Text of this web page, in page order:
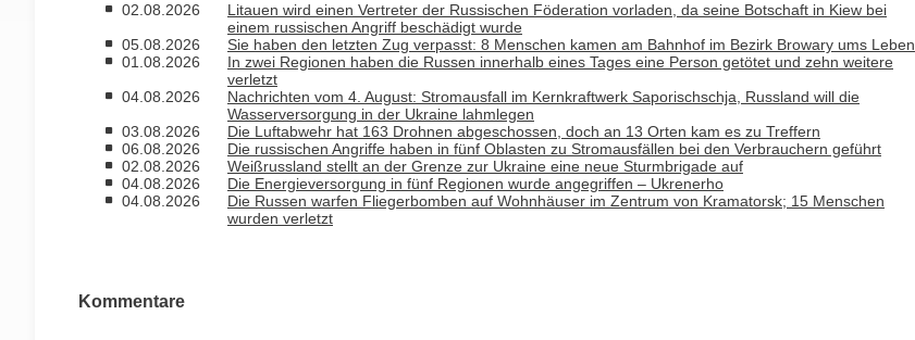
02.08.2026
Litauen wird einen Vertreter der Russischen Föderation vorladen, da seine Botschaft in Kiew bei
einem russischen Angriff beschädigt wurde
05.08.2026
Sie haben den letzten Zug verpasst: 8 Menschen kamen am Bahnhof im Bezirk Browary ums Leben
01.08.2026
In zwei Regionen haben die Russen innerhalb eines Tages eine Person getötet und zehn weitere
verletzt
04.08.2026
Nachrichten vom 4. August: Stromausfall im Kernkraftwerk Saporischschja, Russland will die
Wasserversorgung in der Ukraine lahmlegen
03.08.2026
Die Luftabwehr hat 163 Drohnen abgeschossen, doch an 13 Orten kam es zu Treffern
06.08.2026
Die russischen Angriffe haben in fünf Oblasten zu Stromausfällen bei den Verbrauchern geführt
02.08.2026
Weißrussland stellt an der Grenze zur Ukraine eine neue Sturmbrigade auf
04.08.2026
Die Energieversorgung in fünf Regionen wurde angegriffen – Ukrenerho
04.08.2026
Die Russen warfen Fliegerbomben auf Wohnhäuser im Zentrum von Kramatorsk; 15 Menschen
wurden verletzt
Kommentare